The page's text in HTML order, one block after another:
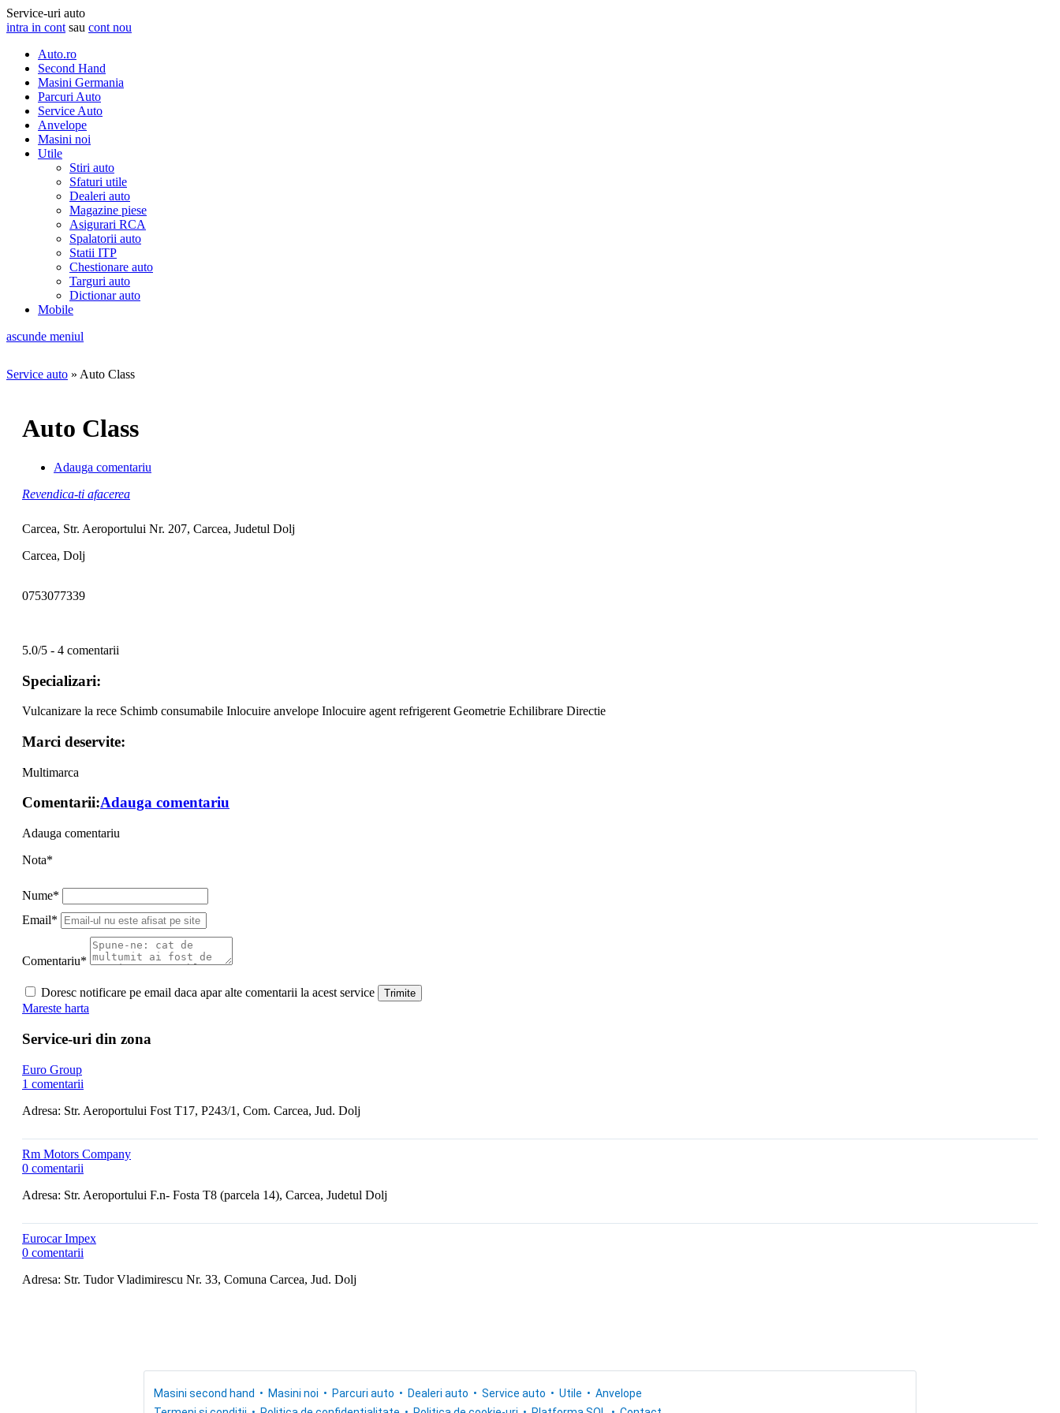
Service-uri auto
intra in cont sau cont nou
Auto.ro
Second Hand
Masini Germania
Parcuri Auto
Service Auto
Anvelope
Masini noi
Utile
Stiri auto
Sfaturi utile
Dealeri auto
Magazine piese
Asigurari RCA
Spalatorii auto
Statii ITP
Chestionare auto
Targuri auto
Dictionar auto
Mobile
ascunde meniul
Service auto » Auto Class
Auto Class
Adauga comentariu
Revendica-ti afacerea
Carcea, Str. Aeroportului Nr. 207, Carcea, Judetul Dolj
Carcea, Dolj
0753077339
5.0/5 - 4 comentarii
Specializari:
Vulcanizare la rece Schimb consumabile Inlocuire anvelope Inlocuire agent refrigerent Geometrie Echilibrare Directie
Marci deservite:
Multimarca
Comentarii:Adauga comentariu
Adauga comentariu
Nota*
Nume*
Email*
Comentariu*
Doresc notificare pe email daca apar alte comentarii la acest service Trimite
Mareste harta
Service-uri din zona
Euro Group
1 comentarii
Adresa: Str. Aeroportului Fost T17, P243/1, Com. Carcea, Jud. Dolj
Rm Motors Company
0 comentarii
Adresa: Str. Aeroportului F.n- Fosta T8 (parcela 14), Carcea, Judetul Dolj
Eurocar Impex
0 comentarii
Adresa: Str. Tudor Vladimirescu Nr. 33, Comuna Carcea, Jud. Dolj
Masini second hand Masini noi Parcuri auto Dealeri auto Service auto Utile
Anvelope